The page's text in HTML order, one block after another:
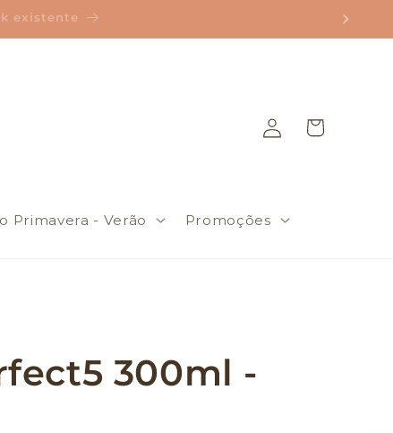
existente
Primavera - Verão Promoções
Iniciar
sessão
Carrinho
300ml -